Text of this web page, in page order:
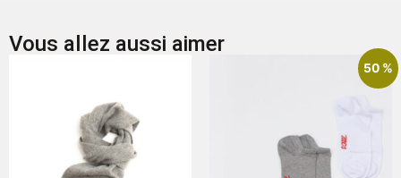
Vous allez aussi aimer
50 %